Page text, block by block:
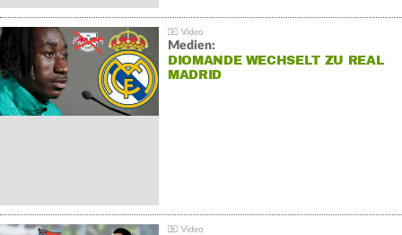
Medien:
DIOMANDE WECHSELT ZU REAL
MADRID